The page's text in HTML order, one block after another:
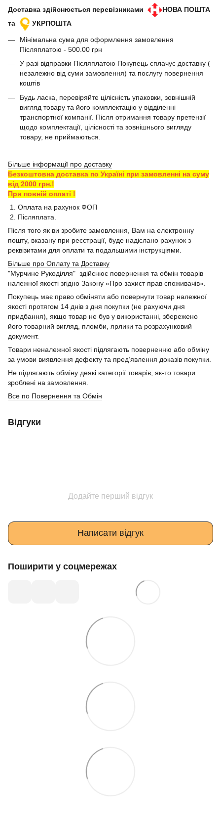
Доставка здійснюється перевізниками
НОВА ПОШТА
та
УКРПОШТА
Мінімальна сума для оформлення замовлення
Післяплатою - 500.00 грн
У разі відправки Післяплатою Покупець сплачує доставку (
незалежно від суми замовлення) та послугу повернення
коштів
Будь ласка, перевіряйте цілісність упаковки, зовнішній
вигляд товару та його комплектацію у відділенні
транспортної компанії. Після отримання товару претензії
щодо комплектації, цілісності та зовнішнього вигляду
товару, не приймаються.
Більше інформації про доставку
Безкоштовна доставка по Україні при замовленні на суму
від 2000 грн.!
При повній оплаті !
1. Оплата на рахунок ФОП
2. Післяплата.
Після того як ви зробите замовлення, Вам на електронну
пошту, вказану при реєстрації, буде надіслано рахунок з
реквізитами для оплати та подальшими інструкціями.
Більше про Оплату та Доставку
"Мурчине Рукоділля" здійснює повернення та обмін товарів
належної якості згідно Закону «Про захист прав споживачів».
Покупець має право обміняти або повернути товар належної
якості протягом 14 днів з дня покупки (не рахуючи дня
придбання), якщо товар не був у використанні, збережено
його товарний вигляд, пломби, ярлики та розрахунковий
документ.
Товари неналежної якості підлягають поверненню або обміну
за умови виявлення дефекту та пред’явлення доказів покупки.
Не підлягають обміну деякі категорії товарів, як-то товари
зроблені на замовлення.
Все по Повернення та Обмін
Відгуки
Додайте перший відгук
Написати відгук
Поширити у соцмережах